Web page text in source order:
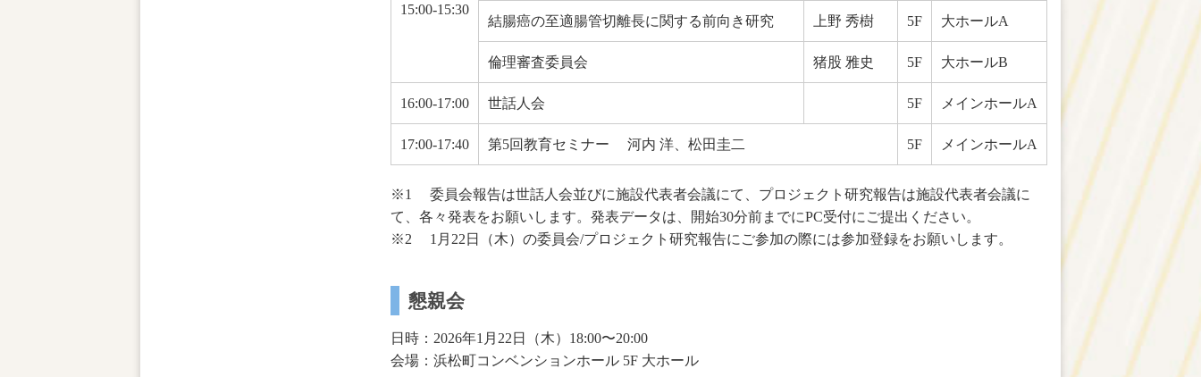
15:00-15:30
結腸癌の至適腸管切離長に関する前向き研究 上野 秀樹 5F 大ホールA
倫理審査委員会 猪股 雅史 5F 大ホールB
16:00-17:00 世話人会 5F メインホールA
17:00-17:40 第5回教育セミナー 河内 洋、松田圭二 5F メインホールA
※1 委員会報告は世話人会並びに施設代表者会議にて、プロジェクト研究報告は施設代表者会議に
て、各々発表をお願いします。発表データは、開始30分前までにPC受付にご提出ください。
※2 1月22日（木）の委員会/プロジェクト研究報告にご参加の際には参加登録をお願いします。
懇親会
日時：2026年1月22日（木）18:00〜20:00
会場：浜松町コンベンションホール 5F 大ホール